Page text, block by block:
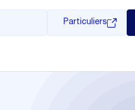
Particuliers